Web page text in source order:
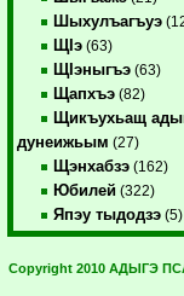
Шыхулъагъуэ
ЩIэ (63)
ЩIэныгъэ (63)
Щапхъэ (82)
Щикъухьащ
дунеижьым (27)
Щэнхабзэ (162)
Юбилей (322)
Япэу тыдодзэ (5)
Copyright 2010 АДЫГЭ